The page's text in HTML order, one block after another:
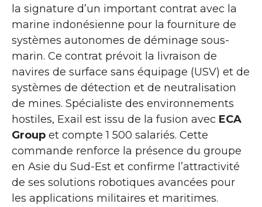
la signature d’un important contrat avec la
marine indonésienne pour la fourniture de
systèmes autonomes de déminage sous-
marin. Ce contrat prévoit la livraison de
navires de surface sans équipage (USV) et de
systèmes de détection et de neutralisation
de mines. Spécialiste des environnements
hostiles, Exail est issu de la fusion avec ECA
Group et compte 1 500 salariés. Cette
commande renforce la présence du groupe
en Asie du Sud-Est et confirme l’attractivité
de ses solutions robotiques avancées pour
les applications militaires et maritimes.